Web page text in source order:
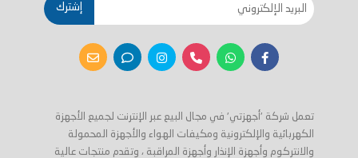
إشترك
تعمل شركة 'أجهزتي' في مجال البيع عبر الإنترنت لجميع الأجهزة
الكهربائية والإلكترونية ومكيفات الهواء والأجهزة المحمولة
والانتركوم وأجهزة الإنذار وأجهزة المراقبة ، وتقدم منتجات عالية